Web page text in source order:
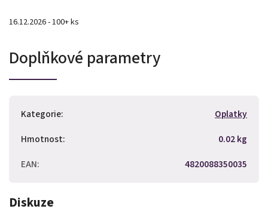
16.12.2026 - 100+ ks
Doplňkové parametry
Kategorie:
Oplatky
Hmotnost:
0.02 kg
EAN: 4820088350035
Diskuze